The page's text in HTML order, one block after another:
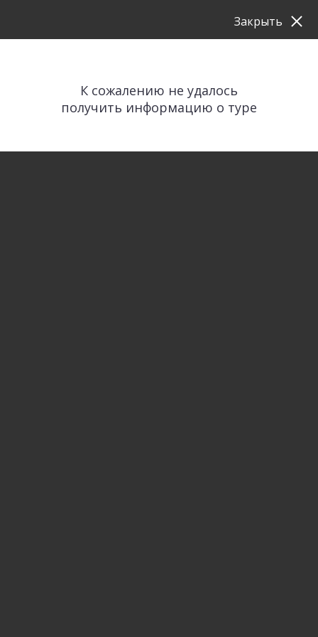
К сожалению не удалось
получить информацию о туре
Закрыть